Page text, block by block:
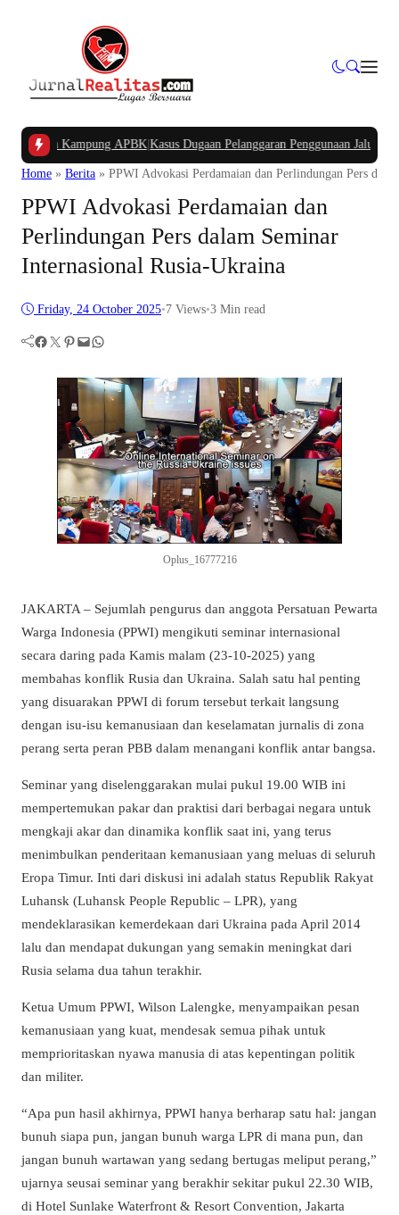
Kampung APBK| Kasus Dugaan Pelanggaran Penggunaan Jalur Utilitas
Home » Berita » PPWI Advokasi Perdamaian dan Perlindungan Pers
PPWI Advokasi Perdamaian dan
Perlindungan Pers dalam Seminar
Internasional Rusia-Ukraina
Friday, 24 October 2025•7 Views•3 Min read
Facebook Twitter Pinterest Mail WhatsApp
Oplus_16777216
JAKARTA – Sejumlah pengurus dan anggota Persatuan Pewarta
Warga Indonesia (PPWI) mengikuti seminar internasional
secara daring pada Kamis malam (23-10-2025) yang
membahas konflik Rusia dan Ukraina. Salah satu hal penting
yang disuarakan PPWI di forum tersebut terkait langsung
dengan isu-isu kemanusiaan dan keselamatan jurnalis di zona
perang serta peran PBB dalam menangani konflik antar bangsa.
Seminar yang diselenggarakan mulai pukul 19.00 WIB ini
mempertemukan pakar dan praktisi dari berbagai negara untuk
mengkaji akar dan dinamika konflik saat ini, yang terus
menimbulkan penderitaan kemanusiaan yang meluas di seluruh
Eropa Timur. Inti dari diskusi ini adalah status Republik Rakyat
Luhansk (Luhansk People Republic – LPR), yang
mendeklarasikan kemerdekaan dari Ukraina pada April 2014
lalu dan mendapat dukungan yang semakin meningkat dari
Rusia selama dua tahun terakhir.
Ketua Umum PPWI, Wilson Lalengke, menyampaikan pesan
kemanusiaan yang kuat, mendesak semua pihak untuk
memprioritaskan nyawa manusia di atas kepentingan politik
dan militer.
“Apa pun hasil akhirnya, PPWI hanya berharap satu hal: jangan
bunuh siapa pun, jangan bunuh warga LPR di mana pun, dan
jangan bunuh wartawan yang sedang bertugas meliput perang,”
ujarnya seusai seminar yang berakhir sekitar pukul 22.30 WIB,
di Hotel Sunlake Waterfront & Resort Convention, Jakarta